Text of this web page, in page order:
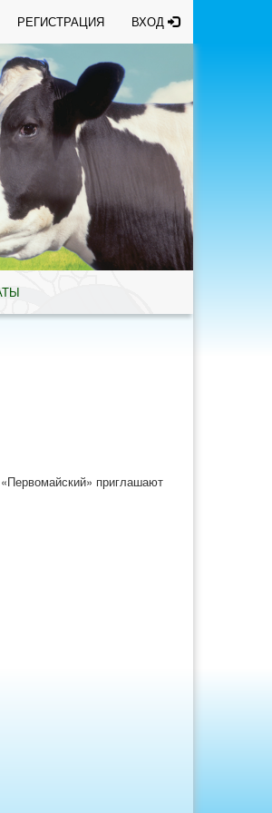
РЕГИСТРАЦИЯ ВХОД
приглашают